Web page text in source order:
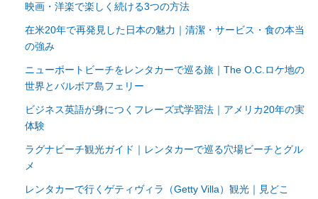
映画・洋楽で楽しく続ける3つの方法
在米20年で再発見した日本の魅力｜清潔・サービス・食の本当
の強み
ニューポートビーチをレンタカーで巡る旅｜The O.C.ロケ地の
世界とバルボア島フェリー
ビジネス英語が身につくフレーズ式学習法｜アメリカ20年の実
体験
ラグナビーチ観光ガイド｜レンタカーで巡る穴場ビーチとグル
メ
レンタカーで行くゲティヴィラ（Getty Villa）観光｜見どこ